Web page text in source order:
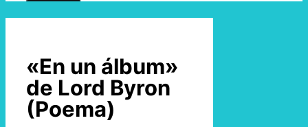
«En un álbum»
de Lord Byron
(Poema)